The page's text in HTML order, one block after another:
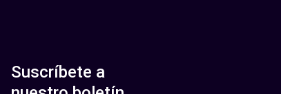
Suscríbete a